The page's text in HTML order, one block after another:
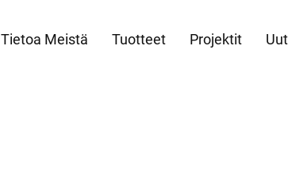
Tietoa Meistä Tuotteet Projektit